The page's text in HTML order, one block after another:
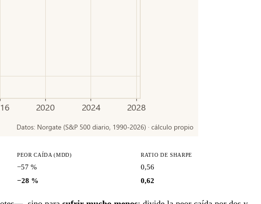
PEOR CAÍDA (MDD) RATIO DE SHARPE
−57 %
0,56
−28 % 0,62